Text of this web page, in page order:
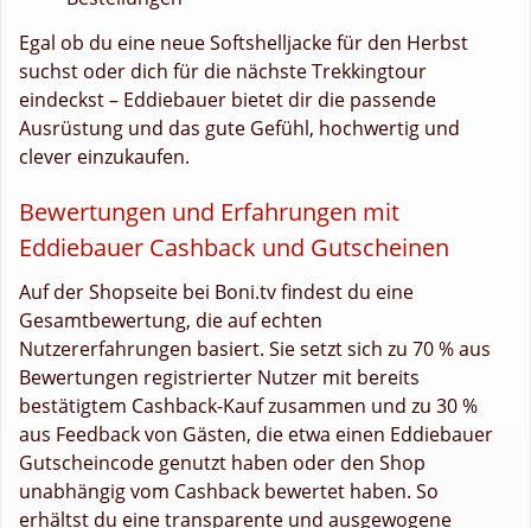
Egal ob du eine neue Softshelljacke für den Herbst
suchst oder dich für die nächste Trekkingtour
eindeckst – Eddiebauer bietet dir die passende
Ausrüstung und das gute Gefühl, hochwertig und
clever einzukaufen.
Bewertungen und Erfahrungen mit
Eddiebauer Cashback und Gutscheinen
Auf der Shopseite bei Boni.tv findest du eine
Gesamtbewertung, die auf echten
Nutzererfahrungen basiert. Sie setzt sich zu 70 % aus
Bewertungen registrierter Nutzer mit bereits
bestätigtem Cashback-Kauf zusammen und zu 30 %
aus Feedback von Gästen, die etwa einen Eddiebauer
Gutscheincode genutzt haben oder den Shop
unabhängig vom Cashback bewertet haben. So
erhältst du eine transparente und ausgewogene